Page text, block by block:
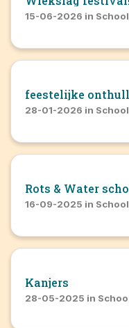
15-06-2026 in School
feestelijke
28-01-2026 in School
Rots & Water
16-09-2025 in School
Kanjers
28-05-2025 in